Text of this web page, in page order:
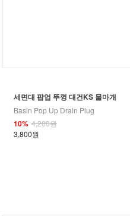
세면대 팝업 뚜껑 대건KS 물마개
Basin Pop Up Drain Plug
10% 4,200원
3,800원